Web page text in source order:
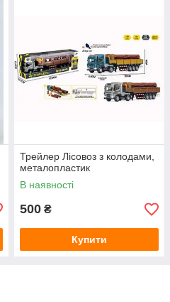
Трейлер Лісовоз з колодами,
металопластик
В наявності
500 ₴
Купити